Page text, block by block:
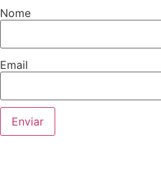
Nome
Email